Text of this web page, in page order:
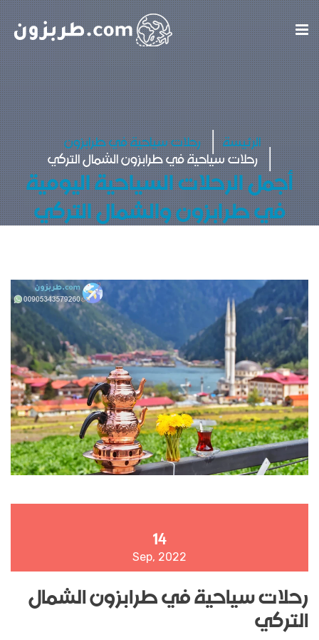
أجمل الرحلات السياحية اليومية
في طرابزون والشمال التركي
الرئيسة رحلات سياحية في طرابزون
رحلات سياحية في طرابزون الشمال التركي
14
Sep, 2022
رحلات سياحية في طرابزون الشمال
التركي